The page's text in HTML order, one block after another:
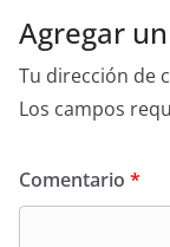
Agregar
Tu dirección de
Los campos
Comentario *